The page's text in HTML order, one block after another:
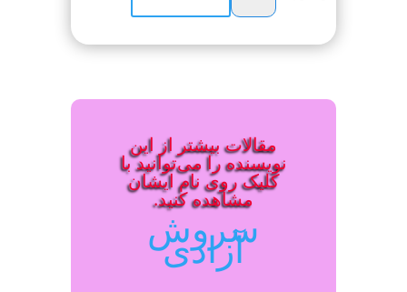
مقالات بیشتر از این
نویسنده را می‌توانید با
کلیک روی نام ایشان
مشاهده کنید.
سروش
آزادی